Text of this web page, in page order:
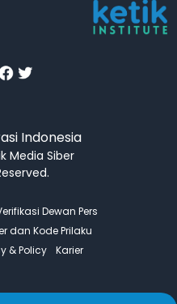
Indonesia
Media Siber
Dewan Pers
dan Kode Prilaku
& Policy Karier